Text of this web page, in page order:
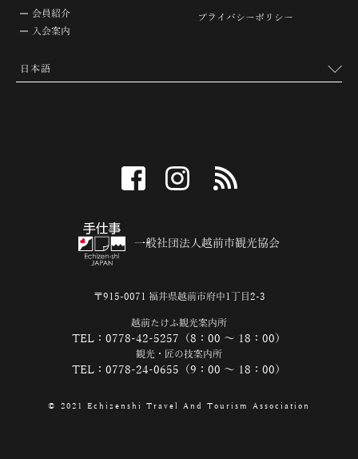
会員紹介
入会案内
プライバシーポリシー
facebook instagram
一般社団法人越前市観光協会
〒915-0071 福井県越前市府中1丁目2-3
越前たけふ観光案内所
TEL：0778-42-5257（8：00 ～ 18：00）
観光・匠の技案内所
TEL：0778-24-0655（9：00 ～ 18：00）
© 2021 Echizenshi Travel And Tourism Association